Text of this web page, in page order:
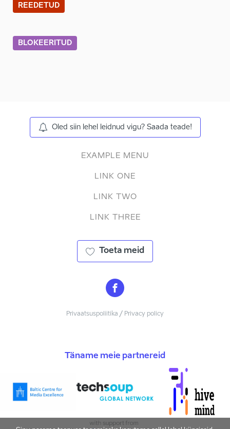
REEDETUD
BLOKEERITUD
Oled siin lehel leidnud vigu? Saada teade!
EXAMPLE MENU
LINK ONE
LINK TWO
LINK THREE
Toeta meid
Privaatsuspoliitika / Privacy policy
Täname meie partnereid